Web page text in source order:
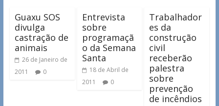
Guaxu SOS
divulga
castração de
animais
26 de Janeiro de
2011
0
Entrevista
sobre
programaçã
o da Semana
Santa
18 de Abril de
2011
0
Trabalhador
es da
construção
civil
receberão
palestra
sobre
prevenção
de incêndios